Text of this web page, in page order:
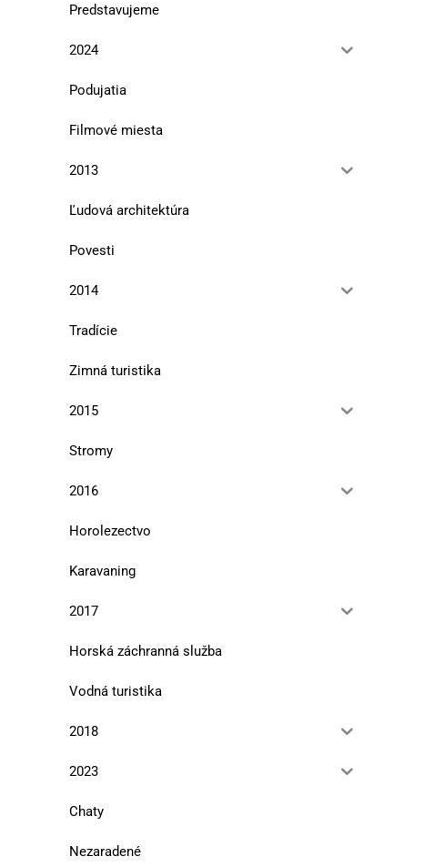
Predstavujeme
2024
Podujatia
Filmové miesta
2013
Ľudová architektúra
Povesti
2014
Tradície
Zimná turistika
2015
Stromy
2016
Horolezectvo
Karavaning
2017
Horská záchranná služba
Vodná turistika
2018
2023
Chaty
Nezaradené